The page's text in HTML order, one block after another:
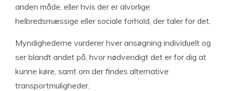
anden måde, eller hvis der er alvorlige
helbredsmæssige eller sociale forhold, der taler for det.
Myndighederne vurderer hver ansøgning individuelt og
ser blandt andet på, hvor nødvendigt det er for dig at
kunne køre, samt om der findes alternative
transportmuligheder.